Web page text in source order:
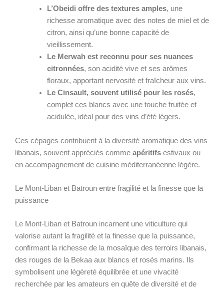
L’Obeidi offre des textures amples, une
richesse aromatique avec des notes de miel et de
citron, ainsi qu’une bonne capacité de
vieillissement.
Le Merwah est reconnu pour ses nuances
citronnées, son acidité vive et ses arômes
floraux, apportant nervosité et fraîcheur aux vins.
Le Cinsault, souvent utilisé pour les rosés,
complet ces blancs avec une touche fruitée et
acidulée, idéal pour des vins d’été légers.
Ces cépages contribuent à la diversité aromatique des vins
libanais, souvent appréciés comme apéritifs estivaux ou
en accompagnement de cuisine méditerranéenne légère.
Le Mont-Liban et Batroun entre fragilité et la finesse que la
puissance
Le Mont-Liban et Batroun incarnent une viticulture qui
valorise autant la fragilité et la finesse que la puissance,
confirmant la richesse de la mosaïque des terroirs libanais,
des rouges de la Bekaa aux blancs et rosés marins. Ils
symbolisent une légèreté équilibrée et une vivacité
recherchée par les amateurs en quête de diversité et de